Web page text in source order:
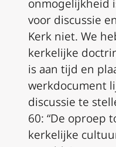
onmogelijkheid
voor discussie
Kerk niet. We
kerkelijke
is aan tijd en
werkdocument
discussie te
60: “De oproep
kerkelijke